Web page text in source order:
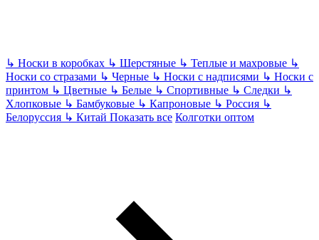
↳ Носки в коробках ↳ Шерстяные ↳ Теплые и махровые ↳
Носки со стразами ↳ Черные ↳ Носки с надписями ↳ Носки с
принтом ↳ Цветные ↳ Белые ↳ Спортивные ↳ Следки ↳
Хлопковые ↳ Бамбуковые ↳ Капроновые ↳ Россия ↳
Белоруссия ↳ Китай Показать все Колготки оптом